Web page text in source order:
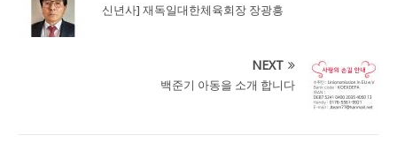
신년사] 재독일대한체육회장 장광흥
NEXT
백준기 아동을 소개 합니다